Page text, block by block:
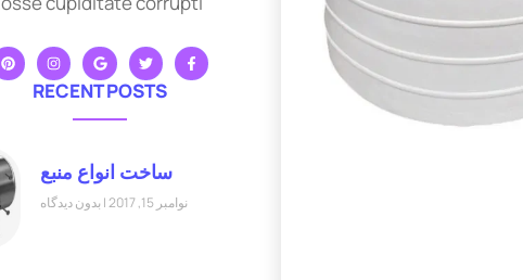
RECENT POSTS
ساخت انواع منبع
نوامبر 15, 2017 بدون دیدگاه